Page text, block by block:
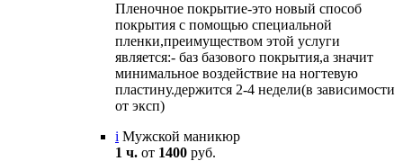
Пленочное покрытие-это новый способ
покрытия с помощью специальной
пленки,преимуществом этой услуги
является:- баз базового покрытия,а значит
минимальное воздействие на ногтевую
пластину.держится 2-4 недели(в зависимости
от эксп)
i Мужской маникюр
1 ч. от 1400 руб.